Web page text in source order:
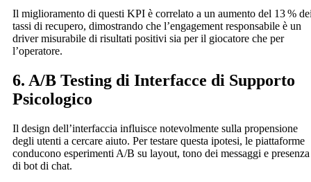
Il miglioramento di questi KPI è correlato a un aumento del 13 %
tassi di recupero, dimostrando che l’engagement responsabile è un
driver misurabile di risultati positivi sia per il giocatore che per
l’operatore.
6. A/B Testing di Interfacce di Supporto
Psicologico
Il design dell’interfaccia influisce notevolmente sulla propensione
degli utenti a cercare aiuto. Per testare questa ipotesi, le piattaforme
conducono esperimenti A/B su layout, tono dei messaggi e presenza
di bot di chat.